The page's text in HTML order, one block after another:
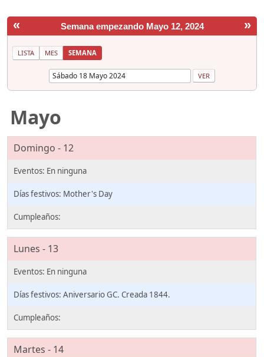
« »
Semana empezando Mayo 12, 2024
LISTA MES SEMANA
Mayo
Domingo - 12
Mother's Day
Lunes - 13
Aniversario GC. Creada 1844.
Martes - 14